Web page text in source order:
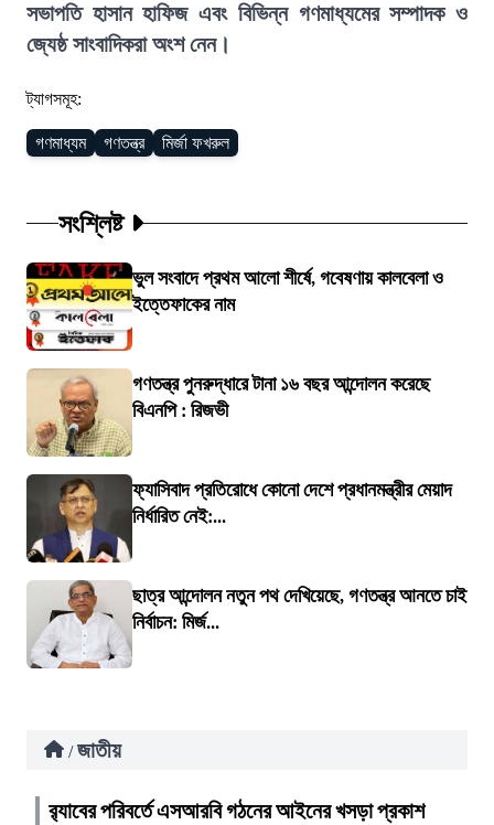
সভাপতি হাসান হাফিজ এবং বিভিন্ন গণমাধ্যমের সম্পাদক ও
জ্যেষ্ঠ সাংবাদিকরা অংশ নেন।
ট্যাগসমূহ:
গণমাধ্যম গণতন্ত্র মির্জা ফখরুল
সংশ্লিষ্ট
ভুল সংবাদে প্রথম আলো শীর্ষে, গবেষণায় কালবেলা ও
ইত্তেফাকের নাম
গণতন্ত্র পুনরুদ্ধারে টানা ১৬ বছর আন্দোলন করেছে
বিএনপি : রিজভী
ফ্যাসিবাদ প্রতিরোধে কোনো দেশে প্রধানমন্ত্রীর মেয়াদ
নির্ধারিত নেই:...
ছাত্র আন্দোলন নতুন পথ দেখিয়েছে, গণতন্ত্র আনতে চাই
নির্বাচন: মির্জ...
/ জাতীয়
র‍্যাবের পরিবর্তে এসআরবি গঠনের আইনের খসড়া প্রকাশ